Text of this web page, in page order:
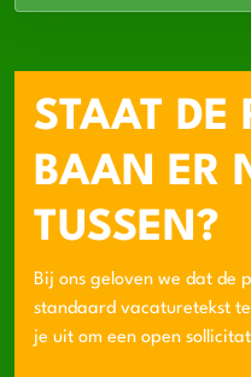
STAAT DE
BAAN ER
TUSSEN?
Bij ons geloven we dat de
standaard vacaturetekst
je uit om een open